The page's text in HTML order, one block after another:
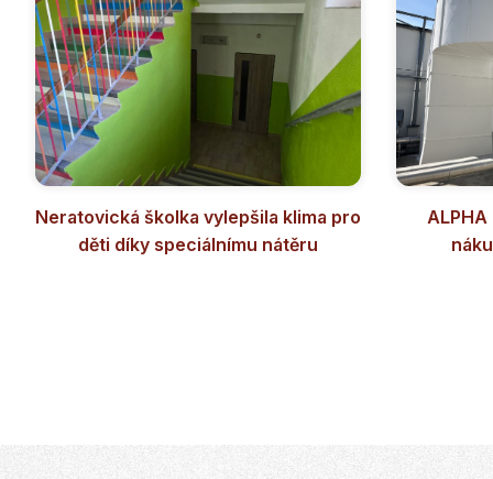
Neratovická školka vylepšila klima pro
děti díky speciálnímu nátěru
ALPHA